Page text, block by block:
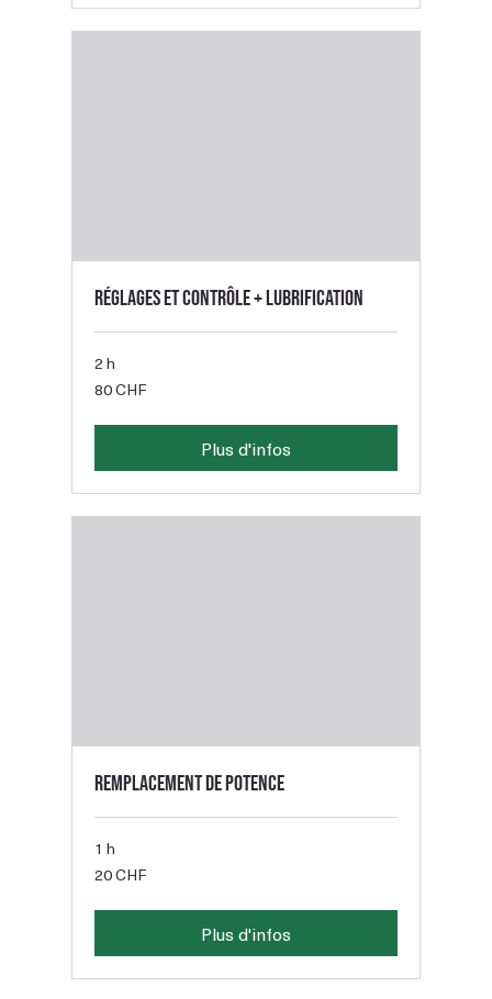
Réglages et contrôle + lubrification
2 h
francs
80 CHF
Plus d'infos
Remplacement de potence
1 h
francs
20 CHF
Plus d'infos